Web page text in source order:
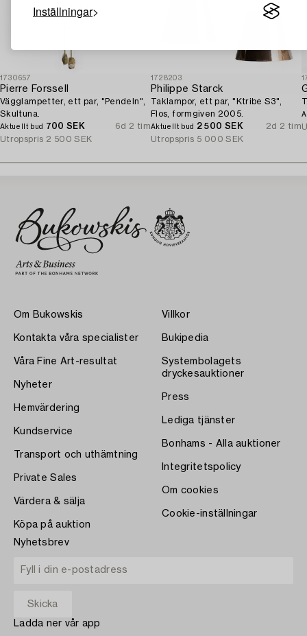
Inställningar
1730657
Pierre Forssell
Vägglampetter, ett par, "Pendeln",
Skultuna.
Aktuellt bud 700 SEK
6d 2 tim
Utropspris 2 500 SEK
1728203
Philippe Starck
Taklampor, ett par, "Ktribe S3",
Flos, formgiven 2005.
Aktuellt bud 2 500 SEK
2d 2 tim
Utropspris 5 000 SEK
Om Bukowskis
Kontakta våra specialister
Våra Fine Art-resultat
Nyheter
Hemvärdering
Kundservice
Transport och uthämtning
Private Sales
Värdera & sälja
Köpa på auktion
Villkor
Bukipedia
Systembolagets
dryckesauktioner
Press
Lediga tjänster
Bonhams - Alla auktioner
Integritetspolicy
Om cookies
Cookie-inställningar
Nyhetsbrev
Ladda ner vår app